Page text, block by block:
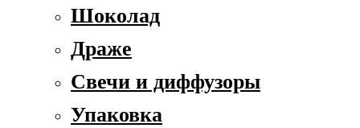
Шоколад
Драже
Свечи и диффузоры
Упаковка